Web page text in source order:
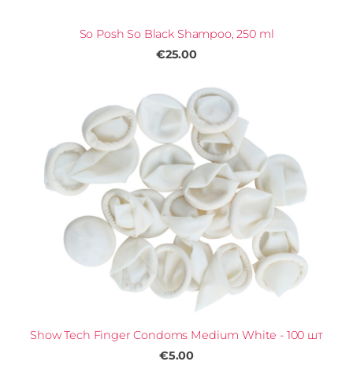
So Posh So Black Shampoo, 250 ml
€25.00
Show Tech Finger Condoms Medium White - 100 шт
€5.00